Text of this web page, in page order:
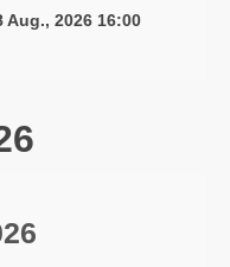
Aug., 2026 16:00